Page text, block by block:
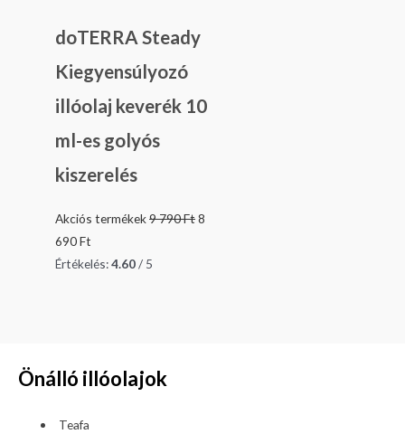
doTERRA Steady
Kiegyensúlyozó
illóolaj keverék 10
ml-es golyós
kiszerelés
Akciós termékek9 790Ft8
690Ft
Értékelés:4.60/ 5
Önálló illóolajok
Teafa